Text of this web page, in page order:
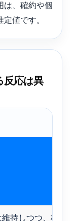
は、確約や個
値です。
反応は異
持しつつ、株価